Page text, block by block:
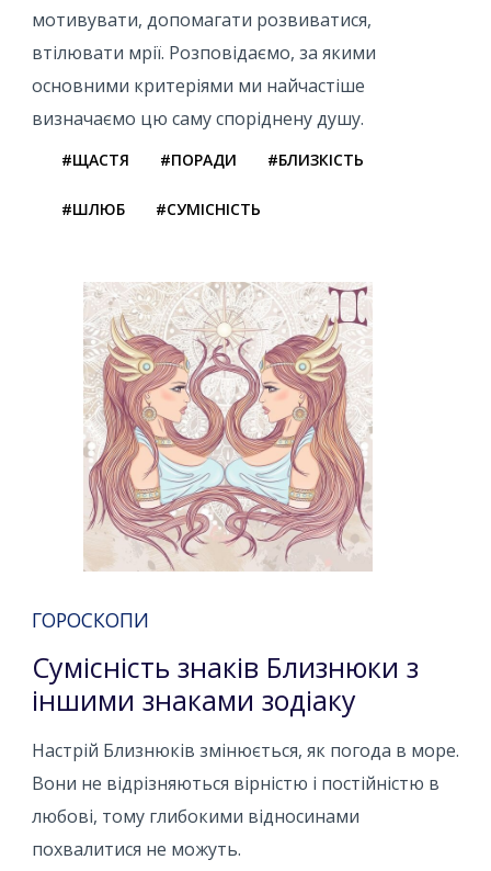
мотивувати, допомагати розвиватися,
втілювати мрії. Розповідаємо, за якими
основними критеріями ми найчастіше
визначаємо цю саму споріднену душу.
#ЩАСТЯ #ПОРАДИ #БЛИЗКІСТЬ
#ШЛЮБ #СУМІСНІСТЬ
ГОРОСКОПИ
Сумісність знаків Близнюки з
іншими знаками зодіаку
Настрій Близнюків змінюється, як погода в море.
Вони не відрізняються вірністю і постійністю в
любові, тому глибокими відносинами
похвалитися не можуть.